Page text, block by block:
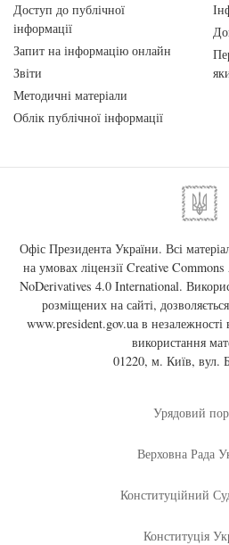
Доступ до публічної
інформації
Запит на інформацію онлайн
Звіти
Методичні матеріали
Облік публічної інформації
Офіс Президента України. Всі
на умовах ліцензії Creative
NoDerivatives 4.0 International.
розміщених на сайті,
www.president.gov.uaв незалежності
використання
01220, м. Київ, вул.
Урядовий
Верховна Рада
Конституційний
Конституція